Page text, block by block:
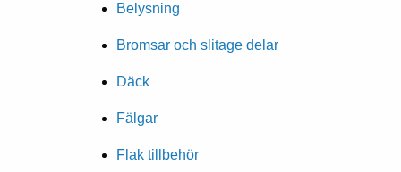
Belysning
Bromsar och slitage delar
Däck
Fälgar
Flak tillbehör